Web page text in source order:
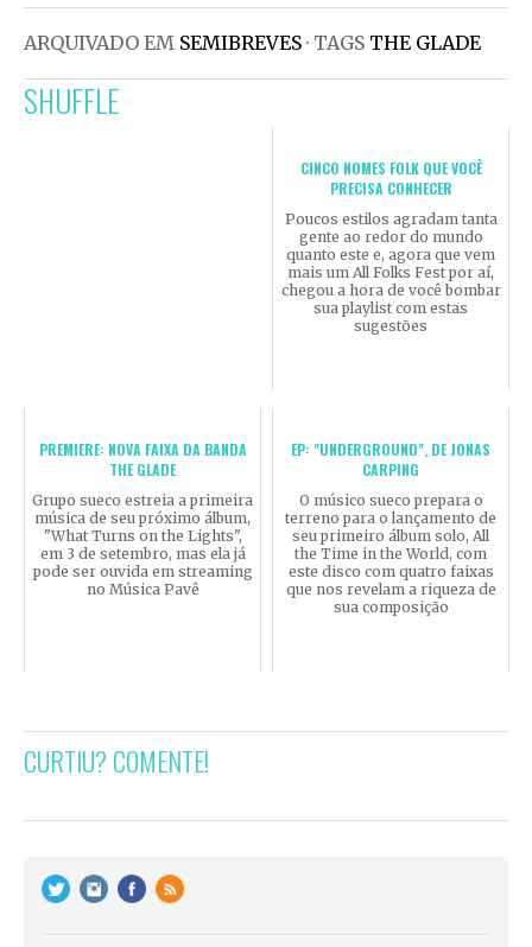
ARQUIVADO EM SEMIBREVES · TAGS THE GLADE
SHUFFLE
CINCO NOMES FOLK QUE VOCÊ
PRECISA CONHECER
Poucos estilos agradam tanta
gente ao redor do mundo
quanto este e, agora que vem
mais um All Folks Fest por aí,
chegou a hora de você bombar
sua playlist com estas
sugestões
PREMIERE: NOVA FAIXA DA BANDA
THE GLADE
Grupo sueco estreia a primeira
música de seu próximo álbum,
"What Turns on the Lights",
em 3 de setembro, mas ela já
pode ser ouvida em streaming
no Música Pavê
EP: "UNDERGROUND", DE JONAS
CARPING
O músico sueco prepara o
terreno para o lançamento de
seu primeiro álbum solo, All
the Time in the World, com
este disco com quatro faixas
que nos revelam a riqueza de
sua composição
CURTIU? COMENTE!